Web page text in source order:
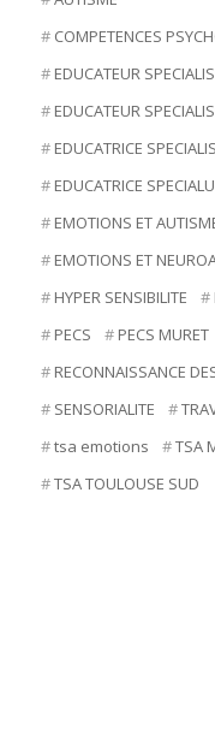
COMPETENCES
EDUCATEUR
EDUCATEUR
EDUCATRICE
EDUCATRICE
EMOTIONS ET
EMOTIONS ET
HYPER SENSIBILITE
PECS
PECS MURET
RECONNAISSANCE
SENSORIALITE
tsa emotions
TSA
TSA TOULOUSE SUD